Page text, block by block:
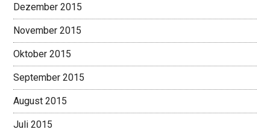
Dezember 2015
November 2015
Oktober 2015
September 2015
August 2015
Juli 2015